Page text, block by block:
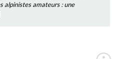
alpinistes amateurs : une